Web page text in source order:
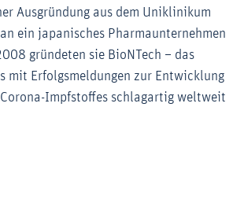
Ausgründung aus dem Uniklinikum
ein japanisches Pharmaunternehmen
gründeten sie BioNTech – das
mit Erfolgsmeldungen zur Entwicklung
Impfstoffes schlagartig weltweit